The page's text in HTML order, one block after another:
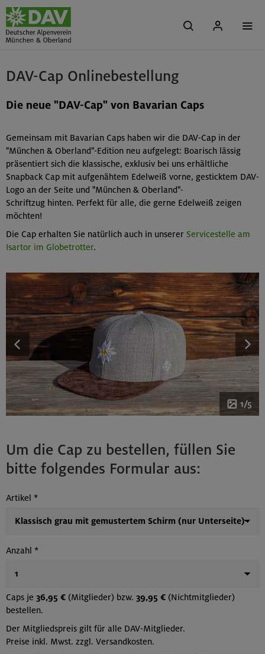
DAV-Cap Onlinebestellung
Die neue "DAV-Cap" von Bavarian Caps
Gemeinsam mit Bavarian Caps haben wir die DAV-Cap in der
"München & Oberland"-Edition neu aufgelegt: Boarisch lässig
präsentiert sich die klassische, exklusiv bei uns erhältliche
Snapback Cap mit aufgenähtem Edelweiß vorne, gesticktem DAV-
Logo an der Seite und "München & Oberland"-
Schriftzug hinten. Perfekt für alle, die gerne Edelweiß zeigen
möchten!
Die Cap erhalten Sie natürlich auch in unserer Servicestelle am
Isartor im Globetrotter.
1/5
Um die Cap zu bestellen, füllen Sie
bitte folgendes Formular aus:
Artikel *
Anzahl *
Caps je 36,95 € (Mitglieder) bzw. 39,95 € (Nichtmitglieder)
bestellen.
Der Mitgliedspreis gilt für alle DAV-Mitglieder.
Preise inkl. Mwst. zzgl. Versandkosten.